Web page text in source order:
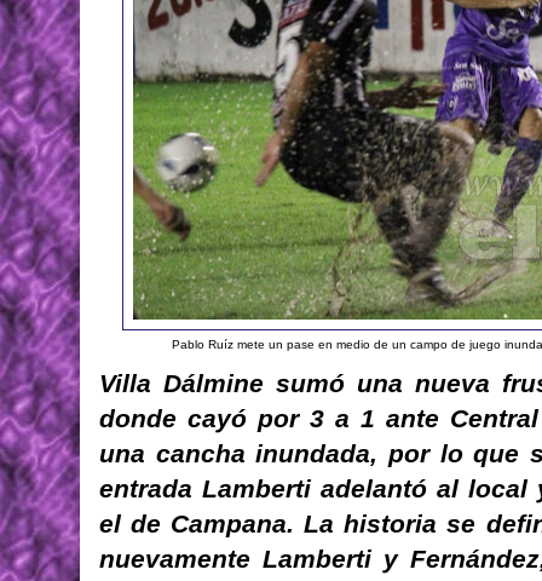
Pablo Ruíz mete un pase en medio de un campo de juego
Villa Dálmine sumó una nueva
donde cayó por 3 a 1 ante
una cancha inundada, por lo que
entrada Lamberti adelantó al
el de Campana. La historia se
nuevamente Lamberti y